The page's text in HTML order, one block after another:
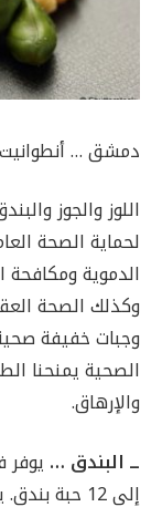
دمشق …
اللوز والجوز
لحماية الصحة
الدموية
وكذلك الصحة
وجبات خفيفة
الصحية يمنحنا
والإرهاق.
ــ البندق …